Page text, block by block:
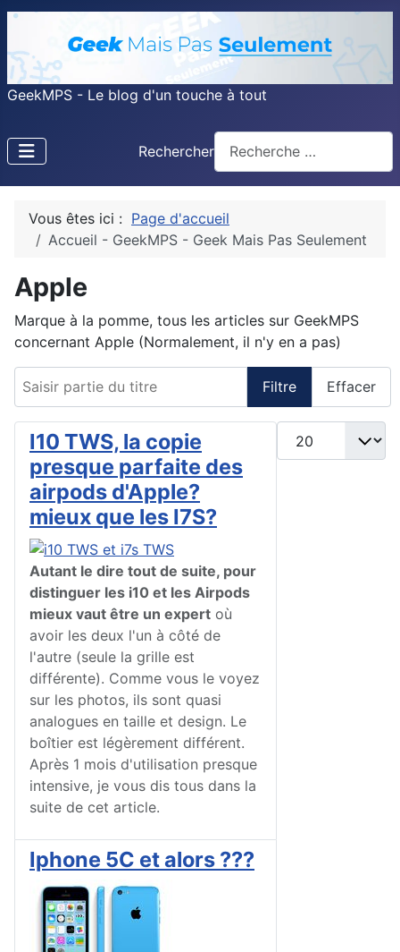
GeekMPS - Le blog d'un touche à tout
Rechercher
Vous êtes ici : Page d'accueil
Accueil - GeekMPS - Geek Mais Pas Seulement
Apple
Marque à la pomme, tous les articles sur GeekMPS
concernant Apple (Normalement, il n'y en a pas)
Filtre Effacer
Afficher #
I10 TWS, la copie
presque parfaite des
airpods d'Apple?
mieux que les I7S?
Autant le dire tout de suite, pour
distinguer les i10 et les Airpods
mieux vaut être un expert où
avoir les deux l'un à côté de
l'autre (seule la grille est
différente). Comme vous le voyez
sur les photos, ils sont quasi
analogues en taille et design. Le
boîtier est légèrement différent.
Après 1 mois d'utilisation presque
intensive, je vous dis tous dans la
suite de cet article.
Iphone 5C et alors ???